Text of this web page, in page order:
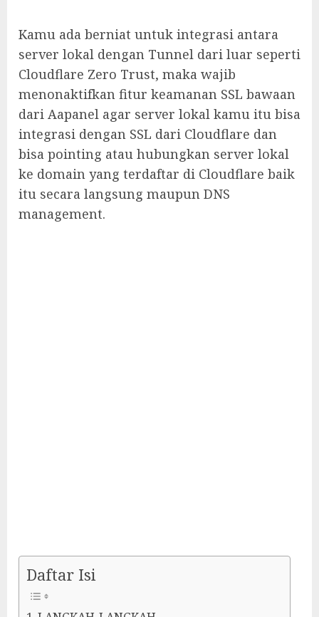
Kamu ada berniat untuk integrasi antara
server lokal dengan Tunnel dari luar seperti
Cloudflare Zero Trust, maka wajib
menonaktifkan fitur keamanan SSL bawaan
dari Aapanel agar server lokal kamu itu bisa
integrasi dengan SSL dari Cloudflare dan
bisa pointing atau hubungkan server lokal
ke domain yang terdaftar di Cloudflare baik
itu secara langsung maupun DNS
management.
Daftar Isi